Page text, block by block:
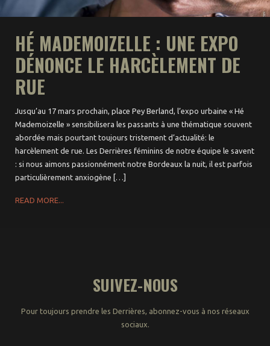
HÉ MADEMOIZELLE : UNE EXPO
DÉNONCE LE HARCÈLEMENT DE
RUE
Jusqu’au 17 mars prochain, place Pey Berland, l’expo urbaine « Hé
Mademoizelle » sensibilisera les passants à une thématique souvent
abordée mais pourtant toujours tristement d’actualité: le
harcèlement de rue. Les Derrières féminins de notre équipe le savent
: si nous aimons passionnément notre Bordeaux la nuit, il est parfois
particulièrement anxiogène […]
READ MORE...
SUIVEZ-NOUS
Pour toujours prendre les Derrières, abonnez-vous à nos réseaux
sociaux.